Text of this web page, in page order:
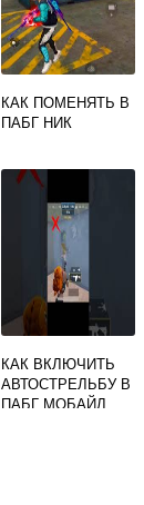
КАК ПОМЕНЯТЬ В
ПАБГ НИК
КАК ВКЛЮЧИТЬ
АВТОСТРЕЛЬБУ В
ПАБГ МОБАЙЛ